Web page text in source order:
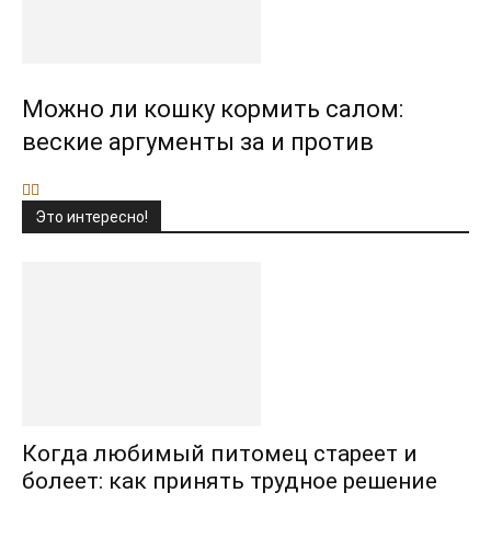
Можно ли кошку кормить салом:
веские аргументы за и против
Это интересно!
Когда любимый питомец стареет и
болеет: как принять трудное решение